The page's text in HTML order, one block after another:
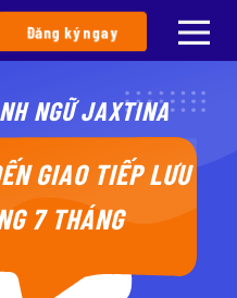
Đăng ký ngay
NGỮ JAXTINA
GIAO TIẾP LƯU
7 THÁNG